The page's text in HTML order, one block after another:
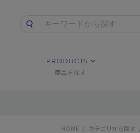
PRODUCTS
商品を探す
HOME カテゴリから探す